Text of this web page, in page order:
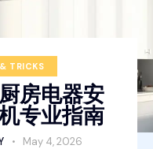
TRICKS
房电器安
专业指南
May 4, 2026